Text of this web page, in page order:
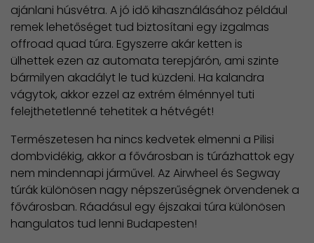
ajánlani húsvétra. A jó idő kihasználásához például
remek lehetőséget tud biztosítani egy izgalmas
offroad quad túra. Egyszerre akár ketten is
ülhettek ezen az automata terepjárón, ami szinte
bármilyen akadályt le tud küzdeni. Ha kalandra
vágytok, akkor ezzel az extrém élménnyel tuti
felejthetetlenné tehetitek a hétvégét!
Természetesen ha nincs kedvetek elmenni a Pilisi
dombvidékig, akkor a fővárosban is túrázhattok egy
nem mindennapi járművel. Az Airwheel és Segway
túrák különösen nagy népszerűségnek örvendenek a
fővárosban. Ráadásul egy éjszakai túra különösen
hangulatos tud lenni Budapesten!